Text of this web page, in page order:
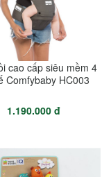
cao cấp siêu mềm 4
Comfybaby HC003
1.190.000 đ